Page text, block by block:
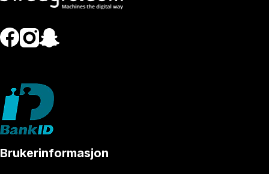
Brukerinformasjon